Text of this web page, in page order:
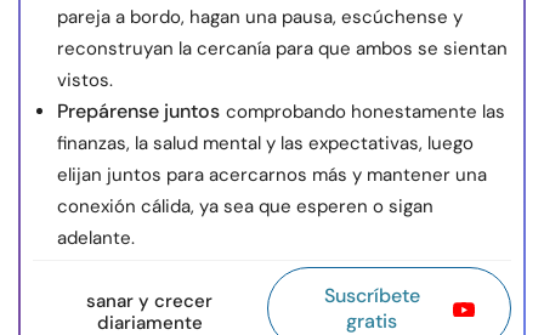
pareja a bordo, hagan una pausa, escúchense y
reconstruyan la cercanía para que ambos se sientan
vistos.
Prepárense juntos comprobando honestamente las
finanzas, la salud mental y las expectativas, luego
elijan juntos para acercarnos más y mantener una
conexión cálida, ya sea que esperen o sigan
adelante.
sanar y crecer
diariamente
Suscríbete
gratis